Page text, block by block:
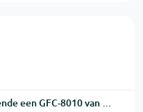
Service informatie betreffende een GFC-8010 van GW